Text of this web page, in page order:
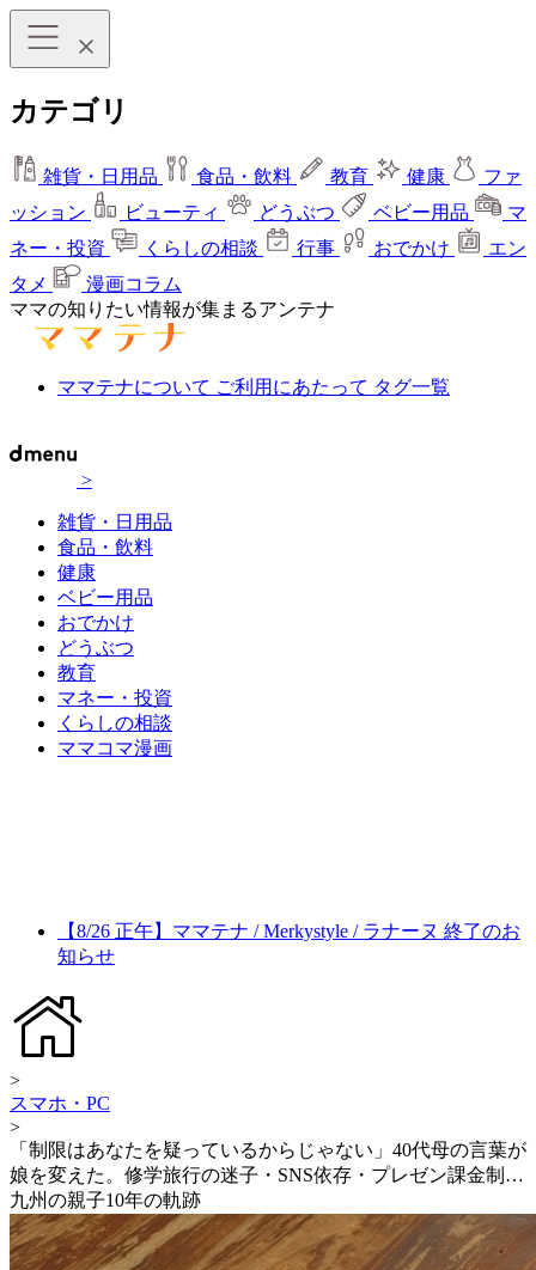
カテゴリ
雑貨・日用品 食品・飲料 教育 健康
ファ
ッション
ビューティ どうぶつ ベビー用品
マ
ネー・投資
くらしの相談 行事 おでかけ
エン
タメ
漫画コラム
ママの知りたい情報が集まるアンテナ
ママテナについて ご利用にあたって タグ一覧
>
雑貨・日用品
食品・飲料
健康
ベビー用品
おでかけ
どうぶつ
教育
マネー・投資
くらしの相談
ママコマ漫画
【8/26 正午】ママテナ / Merkystyle / ラナーヌ 終了のお
知らせ
>
スマホ・PC
>
「制限はあなたを疑っているからじゃない」40代母の言葉が
娘を変えた。修学旅行の迷子・SNS依存・プレゼン課金制…
九州の親子10年の軌跡